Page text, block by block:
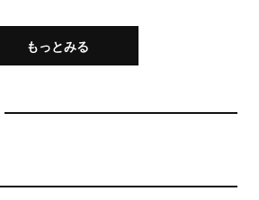
もっとみる